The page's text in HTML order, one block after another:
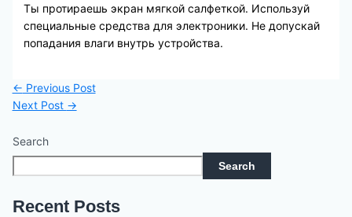
Ты протираешь экран мягкой салфеткой. Используй
специальные средства для электроники. Не допускай
попадания влаги внутрь устройства.
← Previous Post
Next Post →
Search
Search
Recent Posts